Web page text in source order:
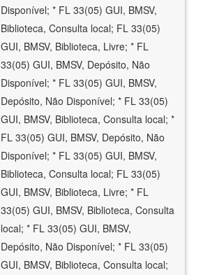
Disponível; * FL 33(05) GUI, BMSV,
Biblioteca, Consulta local; FL 33(05)
GUI, BMSV, Biblioteca, Livre; * FL
33(05) GUI, BMSV, Depósito, Não
Disponível; * FL 33(05) GUI, BMSV,
Depósito, Não Disponível; * FL 33(05)
GUI, BMSV, Biblioteca, Consulta local; *
FL 33(05) GUI, BMSV, Depósito, Não
Disponível; * FL 33(05) GUI, BMSV,
Biblioteca, Consulta local; FL 33(05)
GUI, BMSV, Biblioteca, Livre; * FL
33(05) GUI, BMSV, Biblioteca, Consulta
local; * FL 33(05) GUI, BMSV,
Depósito, Não Disponível; * FL 33(05)
GUI, BMSV, Biblioteca, Consulta local;